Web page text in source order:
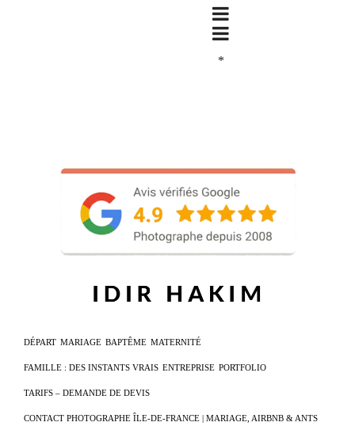
*
DÉPART MARIAGE BAPTÊME MATERNITÉ
FAMILLE : DES INSTANTS VRAIS ENTREPRISE PORTFOLIO
TARIFS – DEMANDE DE DEVIS
CONTACT PHOTOGRAPHE ÎLE-DE-FRANCE | MARIAGE, AIRBNB & ANTS